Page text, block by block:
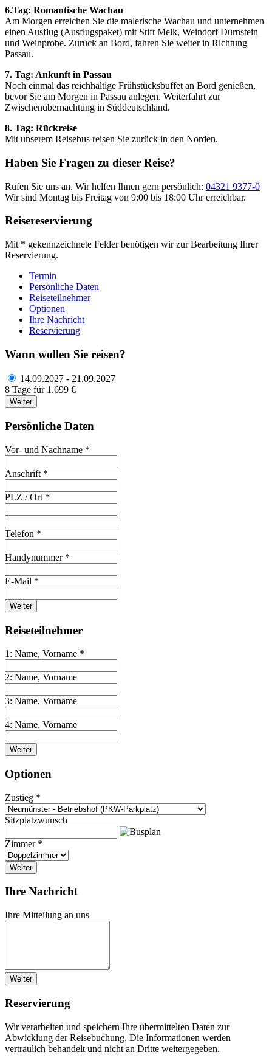
6.Tag: Romantische Wachau
Am Morgen erreichen Sie die malerische Wachau und unternehmen
einen Ausflug (Ausflugspaket) mit Stift Melk, Weindorf Dürnstein
und Weinprobe. Zurück an Bord, fahren Sie weiter in Richtung
Passau.
7. Tag: Ankunft in Passau
Noch einmal das reichhaltige Frühstücksbuffet an Bord genießen,
bevor Sie am Morgen in Passau anlegen. Weiterfahrt zur
Zwischenübernachtung in Süddeutschland.
8. Tag: Rückreise
Mit unserem Reisebus reisen Sie zurück in den Norden.
Haben Sie Fragen zu dieser Reise?
Rufen Sie uns an. Wir helfen Ihnen gern persönlich: 04321 9377-0
Wir sind Montag bis Freitag von 9:00 bis 18:00 Uhr erreichbar.
Reisereservierung
Mit * gekennzeichnete Felder benötigen wir zur Bearbeitung Ihrer
Reservierung.
Termin
Persönliche Daten
Reiseteilnehmer
Optionen
Ihre Nachricht
Reservierung
Wann wollen Sie reisen?
14.09.2027 - 21.09.2027
8 Tage für 1.699 €
Weiter
Persönliche Daten
Vor- und Nachname *
Anschrift *
PLZ / Ort *
Telefon *
Handynummer *
E-Mail *
Weiter
Reiseteilnehmer
1: Name, Vorname *
2: Name, Vorname
3: Name, Vorname
4: Name, Vorname
Weiter
Optionen
Zustieg *
Sitzplatzwunsch
Zimmer *
Weiter
Ihre Nachricht
Ihre Mitteilung an uns
Weiter
Reservierung
Wir verarbeiten und speichern Ihre übermittelten Daten zur
Abwicklung der Reisebuchung. Die Informationen werden
vertraulich behandelt und nicht an Dritte weitergegeben.